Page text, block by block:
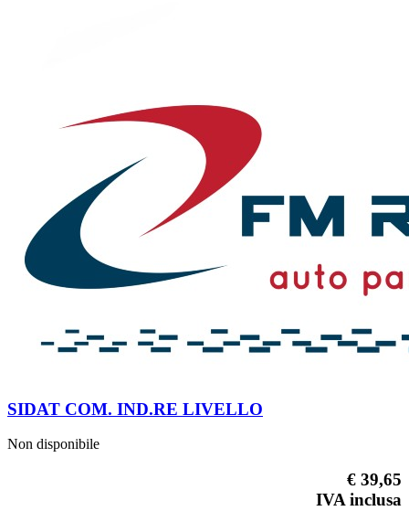
SIDAT COM. IND.RE LIVELLO
Non disponibile
€ 39,65
IVA inclusa